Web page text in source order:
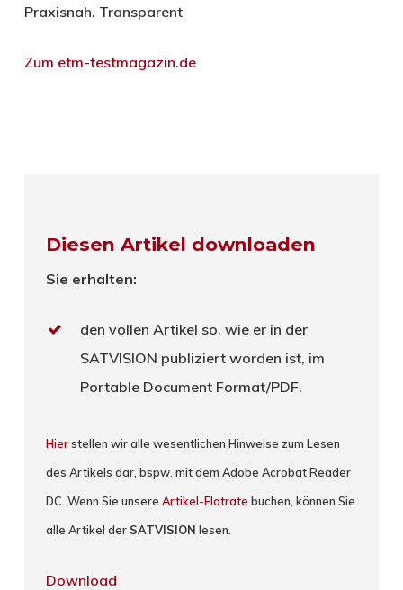
Praxisnah. Transparent
Zum etm-testmagazin.de
Diesen Artikel downloaden
Sie erhalten:
den vollen Artikel so, wie er in der
SATVISION publiziert worden ist, im
Portable Document Format/PDF.
Hierstellen wir alle wesentlichen Hinweise zum Lesen
des Artikels dar, bspw. mit dem Adobe Acrobat Reader
DC. Wenn Sie unsereArtikel-Flatrate buchen, können Sie
alle Artikel der SATVISION lesen.
Download